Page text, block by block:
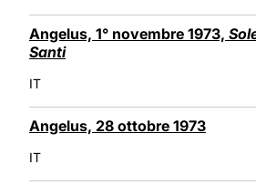
Angelus, 1° novembre 1973,
Santi
IT
Angelus, 28 ottobre 1973
IT